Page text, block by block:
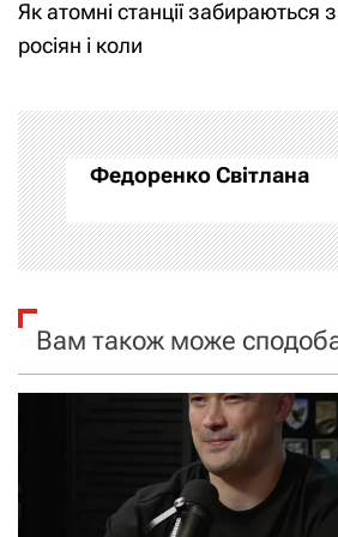
і
а
ц
і
а
и
Як атомні станції забираються
росіян і коли
Федоренко Світлана
Вам також може